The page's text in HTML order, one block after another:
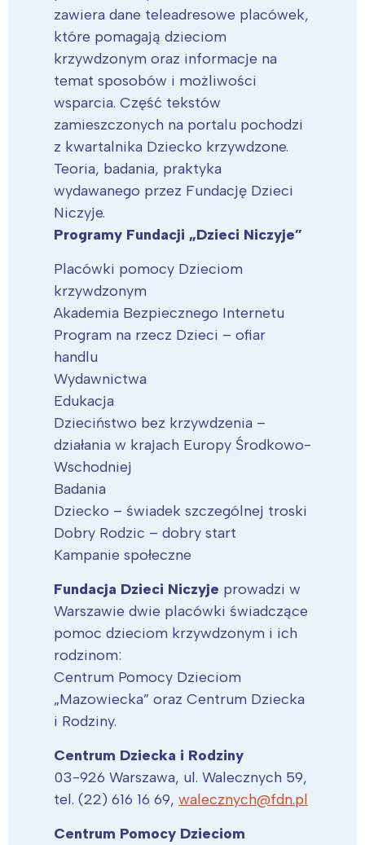
zawiera dane teleadresowe placówek,
które pomagają dzieciom
krzywdzonym oraz informacje na
temat sposobów i możliwości
wsparcia. Część tekstów
zamieszczonych na portalu pochodzi
z kwartalnika Dziecko krzywdzone.
Teoria, badania, praktyka
wydawanego przez Fundację Dzieci
Niczyje.
Programy Fundacji „Dzieci Niczyje”
Placówki pomocy Dzieciom
krzywdzonym
Akademia Bezpiecznego Internetu
Program na rzecz Dzieci – ofiar
handlu
Wydawnictwa
Edukacja
Dzieciństwo bez krzywdzenia –
działania w krajach Europy Środkowo-
Wschodniej
Badania
Dziecko – świadek szczególnej troski
Dobry Rodzic – dobry start
Kampanie społeczne
Fundacja Dzieci Niczyje prowadzi w
Warszawie dwie placówki świadczące
pomoc dzieciom krzywdzonym i ich
rodzinom:
Centrum Pomocy Dzieciom
„Mazowiecka” oraz Centrum Dziecka
i Rodziny.
Centrum Dziecka i Rodziny
03-926 Warszawa, ul. Walecznych 59,
tel. (22) 616 16 69, walecznych@fdn.pl
Centrum Pomocy Dzieciom